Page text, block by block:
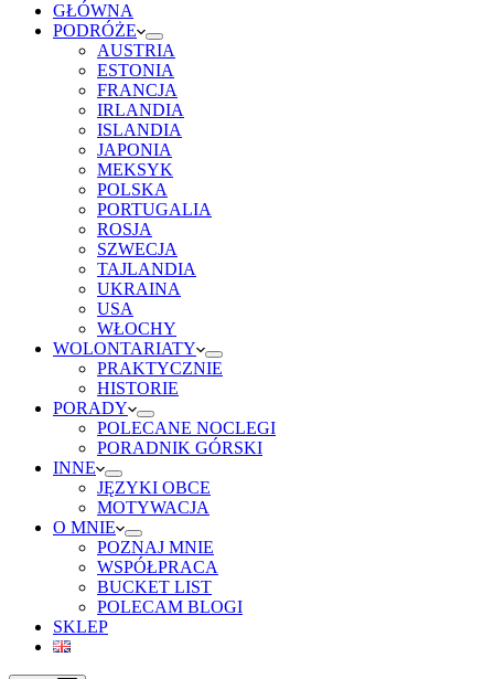
GŁÓWNA
PODRÓŻE
AUSTRIA
ESTONIA
FRANCJA
IRLANDIA
ISLANDIA
JAPONIA
MEKSYK
POLSKA
PORTUGALIA
ROSJA
SZWECJA
TAJLANDIA
UKRAINA
USA
WŁOCHY
WOLONTARIATY
PRAKTYCZNIE
HISTORIE
PORADY
POLECANE NOCLEGI
PORADNIK GÓRSKI
INNE
JĘZYKI OBCE
MOTYWACJA
O MNIE
POZNAJ MNIE
WSPÓŁPRACA
BUCKET LIST
POLECAM BLOGI
SKLEP